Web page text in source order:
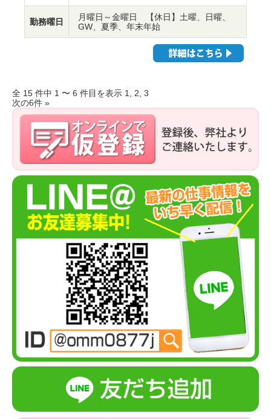
勤務曜日
月曜日～金曜日 【休日】土曜、日曜、
GW、夏季、年末年始
全 15 件中 1 〜 6 件目を表示 1, 2 3
次の6件 »